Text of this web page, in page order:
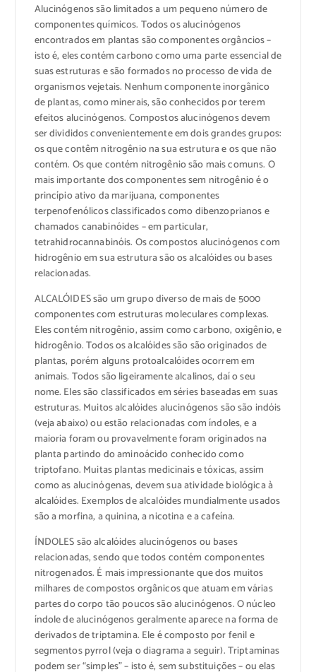
Alucinógenos são limitados a um pequeno número de
componentes químicos. Todos os alucinógenos
encontrados em plantas são componentes orgâncios –
isto é, eles contém carbono como uma parte essencial de
suas estruturas e são formados no processo de vida de
organismos vejetais. Nenhum componente inorgânico
de plantas, como minerais, são conhecidos por terem
efeitos alucinógenos. Compostos alucinógenos devem
ser divididos convenientemente em dois grandes grupos:
os que contêm nitrogênio na sua estrutura e os que não
contém. Os que contém nitrogênio são mais comuns. O
mais importante dos componentes sem nitrogênio é o
princípio ativo da marijuana, componentes
terpenofenólicos classificados como dibenzoprianos e
chamados canabinóides – em particular,
tetrahidrocannabinóis. Os compostos alucinógenos com
hidrogênio em sua estrutura são os alcalóides ou bases
relacionadas.
ALCALÓIDES são um grupo diverso de mais de 5000
componentes com estruturas moleculares complexas.
Eles contém nitrogênio, assim como carbono, oxigênio, e
hidrogênio. Todos os alcalóides são são originados de
plantas, porém alguns protoalcalóides ocorrem em
animais. Todos são ligeiramente alcalinos, daí o seu
nome. Eles são classificados em séries baseadas em suas
estruturas. Muitos alcalóides alucinógenos são são indóis
(veja abaixo) ou estão relacionadas com índoles, e a
maioria foram ou provavelmente foram originados na
planta partindo do aminoácido conhecido como
triptofano. Muitas plantas medicinais e tóxicas, assim
como as alucinógenas, devem sua atividade biológica à
alcalóides. Exemplos de alcalóides mundialmente usados
são a morfina, a quinina, a nicotina e a cafeína.
ÍNDOLES são alcalóides alucinógenos ou bases
relacionadas, sendo que todos contém componentes
nitrogenados. É mais impressionante que dos muitos
milhares de compostos orgânicos que atuam em várias
partes do corpo tão poucos são alucinógenos. O núcleo
índole de alucinógenos geralmente aparece na forma de
derivados de triptamina. Ele é composto por fenil e
segmentos pyrrol (veja o diagrama a seguir). Triptaminas
podem ser “simples” – isto é, sem substituições – ou elas